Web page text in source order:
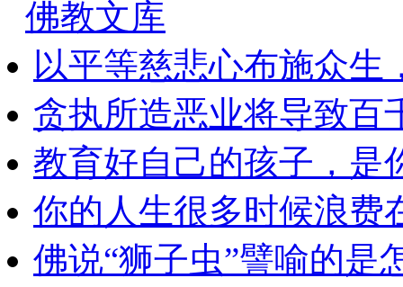
佛教文库
以平等慈悲心布施众生
贪执所造恶业将导致百
教育好自己的孩子，是
你的人生很多时候浪费
佛说“狮子虫”譬喻的是